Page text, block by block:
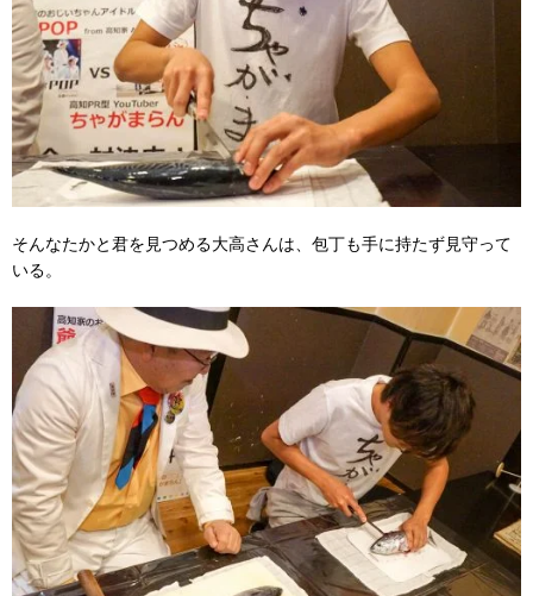
そんなたかと君を見つめる大高さんは、包丁も手に持たず見守って
いる。